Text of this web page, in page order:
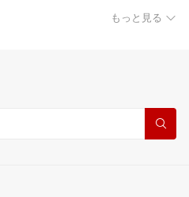
もっと見る